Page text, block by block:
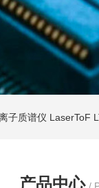
子质谱仪 LaserToF
产品中心